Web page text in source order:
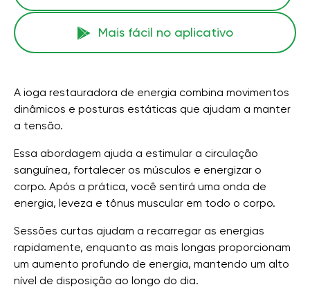
Mais fácil no aplicativo
A ioga restauradora de energia combina movimentos
dinâmicos e posturas estáticas que ajudam a manter
a tensão.
Essa abordagem ajuda a estimular a circulação
sanguínea, fortalecer os músculos e energizar o
corpo. Após a prática, você sentirá uma onda de
energia, leveza e tônus ​​muscular em todo o corpo.
Sessões curtas ajudam a recarregar as energias
rapidamente, enquanto as mais longas proporcionam
um aumento profundo de energia, mantendo um alto
nível de disposição ao longo do dia.